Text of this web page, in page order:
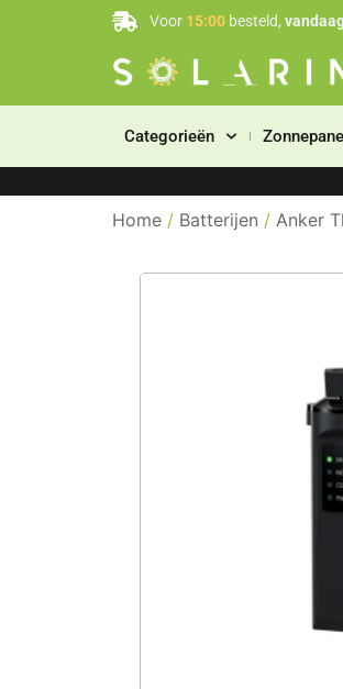
Voor 15:00besteld,
Categorieën
Home / Batterijen / Anker